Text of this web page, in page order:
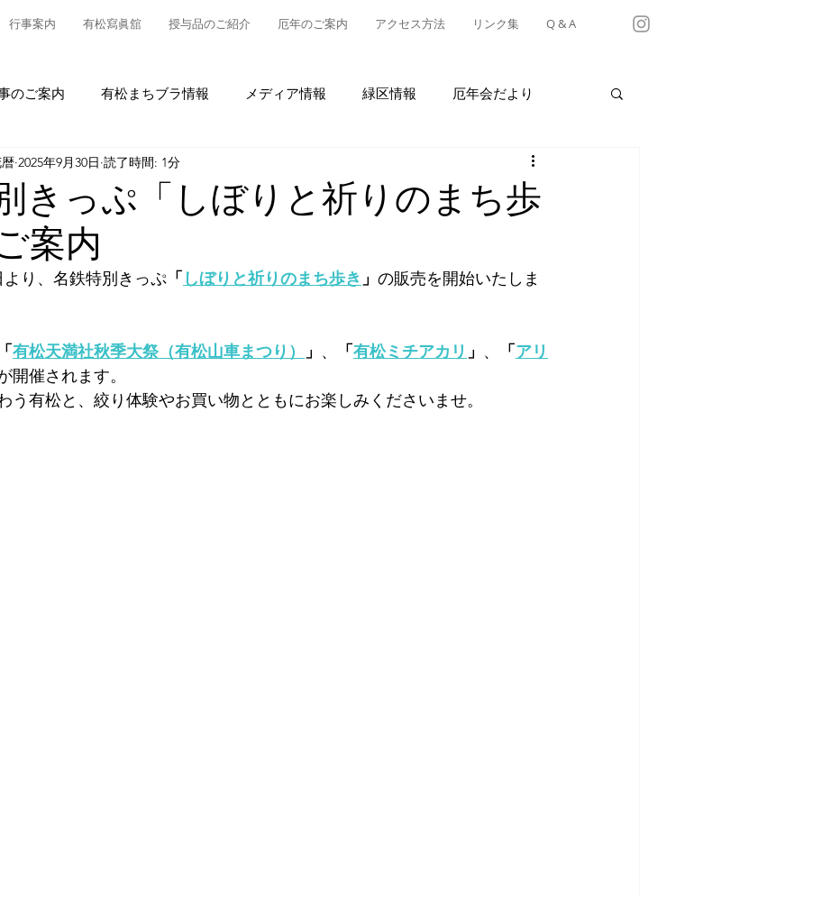
行事案内 有松寫眞舘 授与品のご紹介 厄年のご案内 アクセス方法 リンク集 Q & A
のご案内 有松まちブラ情報 メディア情報 緑区情報 厄年会だより
有松 授与品について グルメ・テイクアウト情報
設情報 有松の魅力発信
きっぷ「しぼりと祈りのまち歩
案内
2025年9月30日 読了時間: 1分
り、名鉄特別きっぷ 「 しぼりと祈りのまち歩き 」 の販売を開始いたしま
「 有松天満社秋季大祭（有松山車まつり） 」 、 「 有松ミチアカリ 」 、 「 アリ
開催されます。
有松と、絞り体験やお買い物とともにお楽しみくださいませ。